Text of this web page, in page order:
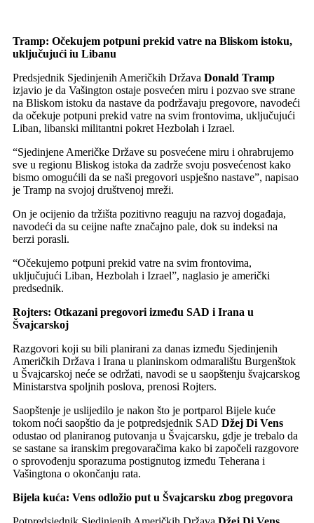
Tramp: Očekujem potpuni prekid vatre na Bliskom istoku,
uključujući iu Libanu
Predsjednik Sjedinjenih Američkih Država Donald Tramp
izjavio je da Vašington ostaje posvećen miru i pozvao sve strane
na Bliskom istoku da nastave da podržavaju pregovore, navodeći
da očekuje potpuni prekid vatre na svim frontovima, uključujući
Liban, libanski militantni pokret Hezbolah i Izrael.
“Sjedinjene Američke Države su posvećene miru i ohrabrujemo
sve u regionu Bliskog istoka da zadrže svoju posvećenost kako
bismo omogućili da se naši pregovori uspješno nastave”, napisao
je Tramp na svojoj društvenoj mreži.
On je ocijenio da tržišta pozitivno reaguju na razvoj događaja,
navodeći da su ceijne nafte značajno pale, dok su indeksi na
berzi porasli.
“Očekujemo potpuni prekid vatre na svim frontovima,
uključujući Liban, Hezbolah i Izrael”, naglasio je američki
predsednik.
Rojters: Otkazani pregovori između SAD i Irana u
Švajcarskoj
Razgovori koji su bili planirani za danas između Sjedinjenih
Američkih Država i Irana u planinskom odmaralištu Burgenštok
u Švajcarskoj neće se održati, navodi se u saopštenju švajcarskog
Ministarstva spoljnih poslova, prenosi Rojters.
Saopštenje je uslijedilo je nakon što je portparol Bijele kuće
tokom noći saopštio da je potpredsjednik SAD Džej Di Vens
odustao od planiranog putovanja u Švajcarsku, gdje je trebalo da
se sastane sa iranskim pregovaračima kako bi započeli razgovore
o sprovođenju sporazuma postignutog između Teherana i
Vašingtona o okončanju rata.
Bijela kuća: Vens odložio put u Švajcarsku zbog pregovora